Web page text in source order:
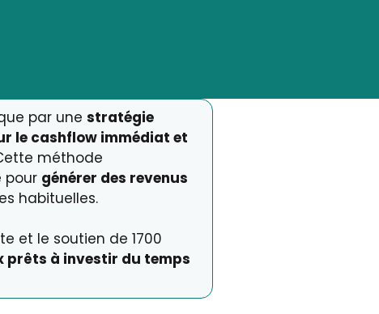
par unestratégie
le cashflow immédiat et
méthode
pour générer des revenus
habituelles.
et le soutien de 1700
prêts à investir du temps